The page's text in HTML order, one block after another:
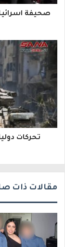
ا
إ
ك
ر
و
صحيفة
تحركات
مقالات ذات